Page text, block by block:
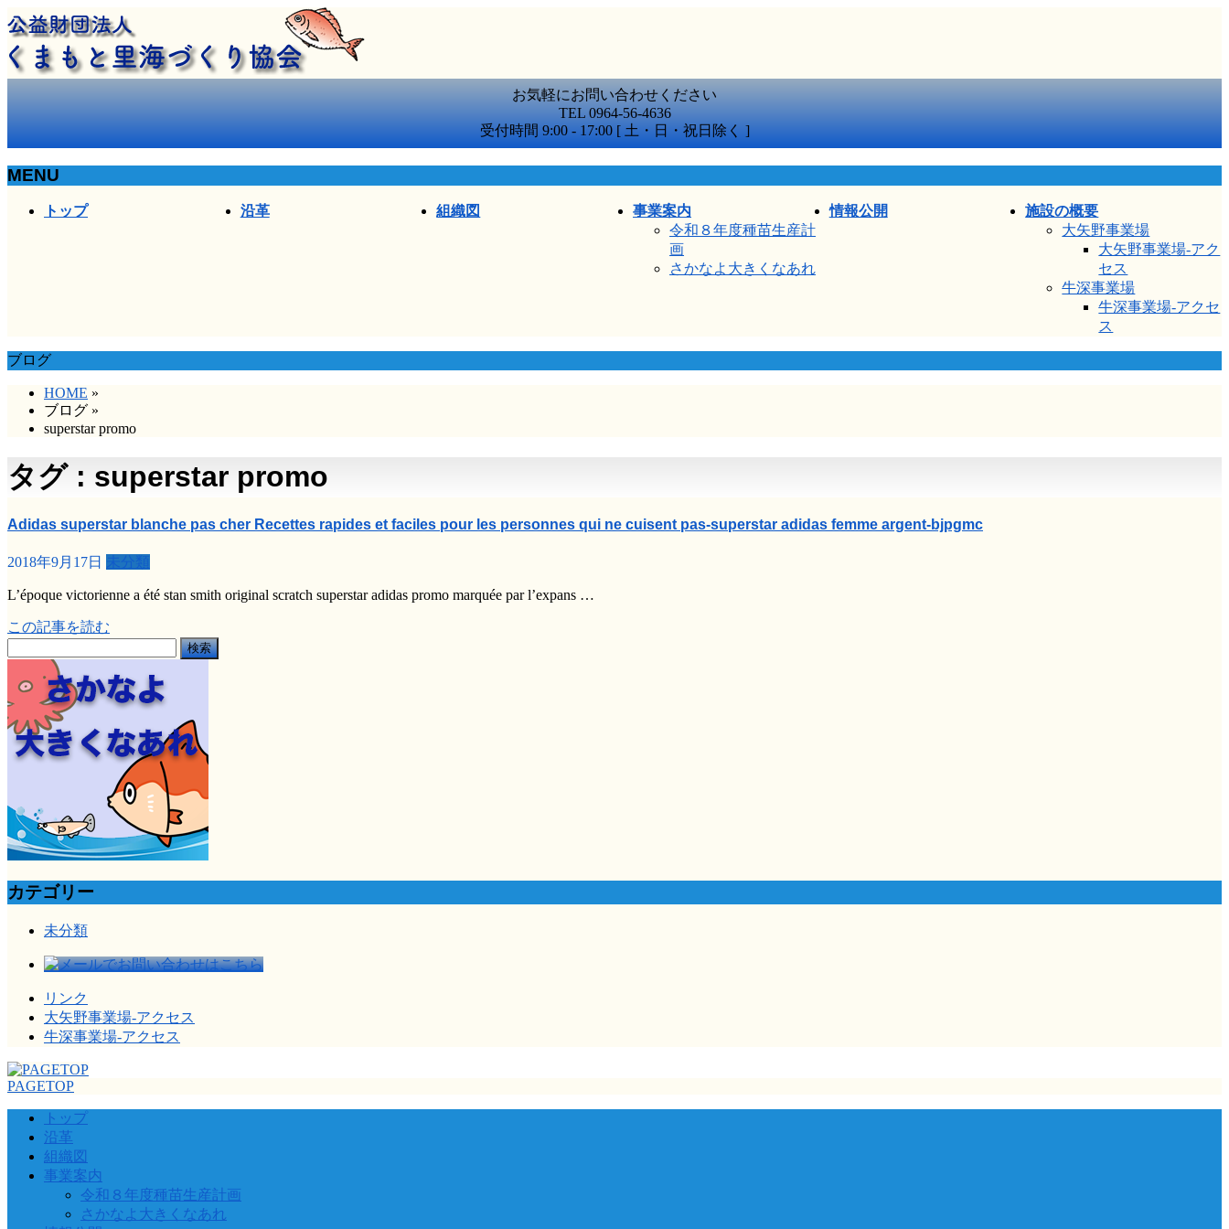
お気軽にお問い合わせください
TEL 0964-56-4636
受付時間 9:00 - 17:00 [ 土・日・祝日除く ]
MENU
トップ 沿革 組織図
事業案内
令和８年度種苗生産計
画
さかなよ大きくなあれ
情報公開
施設の概要
大矢野事業場
大矢野事業場-アク
セス
牛深事業場
牛深事業場-アクセ
ス
ブログ
HOME »
ブログ »
superstar promo
タグ : superstar promo
Adidas superstar blanche pas cher Recettes rapides et faciles pour les personnes qui ne cuisent pas-superstar adidas femme argent-bjpgmc
2018年9月17日 未分類
L’époque victorienne a été stan smith original scratch superstar adidas promo marquée par l’expans …
この記事を読む
索:
カテゴリー
未分類
リンク
大矢野事業場-アクセス
牛深事業場-アクセス
PAGETOP
トップ
沿革
組織図
事業案内
令和８年度種苗生産計画
さかなよ大きくなあれ